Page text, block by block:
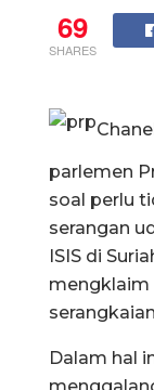
69
SHARES
parlemen
soal perlu
serangan
ISIS di
mengklaim
Dalam hal